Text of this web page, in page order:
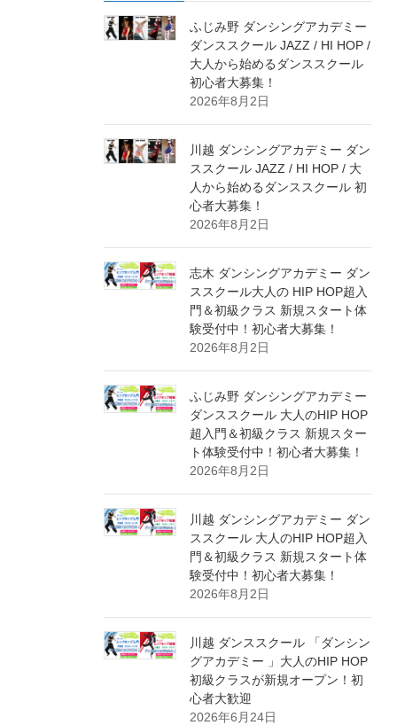
ふじみ野 ダンシングアカデミー
ダンススクール JAZZ / HI HOP /
大人から始めるダンススクール
初心者大募集！
2026年8月2日
川越 ダンシングアカデミー ダン
ススクール JAZZ / HI HOP / 大
人から始めるダンススクール 初
心者大募集！
2026年8月2日
志木 ダンシングアカデミー ダン
ススクール大人の HIP HOP超入
門＆初級クラス 新規スタート体
験受付中！初心者大募集！
2026年8月2日
ふじみ野 ダンシングアカデミー
ダンススクール 大人のHIP HOP
超入門＆初級クラス 新規スター
ト体験受付中！初心者大募集！
2026年8月2日
川越 ダンシングアカデミー ダン
ススクール 大人のHIP HOP超入
門＆初級クラス 新規スタート体
験受付中！初心者大募集！
2026年8月2日
川越 ダンススクール 「ダンシン
グアカデミー 」大人のHIP HOP
初級クラスが新規オープン！初
心者大歓迎
2026年6月24日